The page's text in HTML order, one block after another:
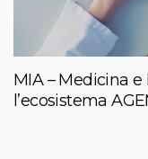
MIA – Medicina
l’ecosistema